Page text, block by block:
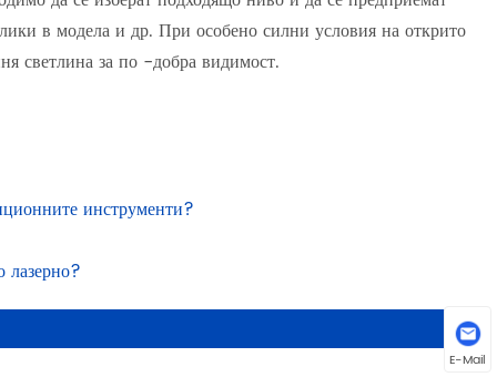
в модела и др. При особено силни условия на открито
светлина за по -добра видимост.
инструменти?
лазерно?
E-Mail